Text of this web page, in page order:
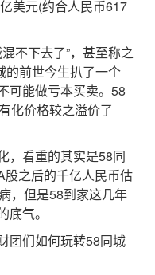
美元(约合人民币617
不下去了”，甚至称之
的前世今生扒了一个
可能做亏本买卖。58
化价格较之溢价了
看重的其实是58同
之后的千亿人民币估
，但是58到家这几年
气。
们如何玩转58同城